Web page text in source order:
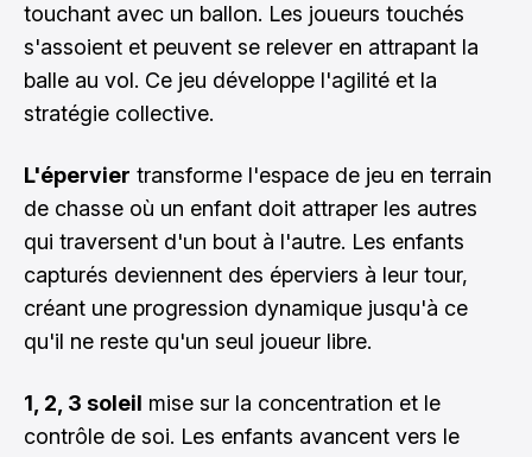
touchant avec un ballon. Les joueurs touchés
s'assoient et peuvent se relever en attrapant la
balle au vol. Ce jeu développe l'agilité et la
stratégie collective.
L'épervier transforme l'espace de jeu en terrain
de chasse où un enfant doit attraper les autres
qui traversent d'un bout à l'autre. Les enfants
capturés deviennent des éperviers à leur tour,
créant une progression dynamique jusqu'à ce
qu'il ne reste qu'un seul joueur libre.
1, 2, 3 soleil mise sur la concentration et le
contrôle de soi. Les enfants avancent vers le